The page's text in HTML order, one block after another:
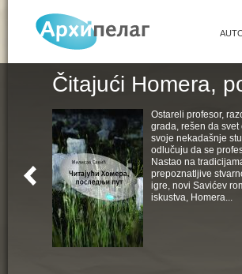
Čitajući Homera,
Ostareli profesor,
grada, rešen da
svoje nekadašnje
odlučuju da se
Nastao na
prepoznatljive
igre, novi Savićev
iskustva, Homera...